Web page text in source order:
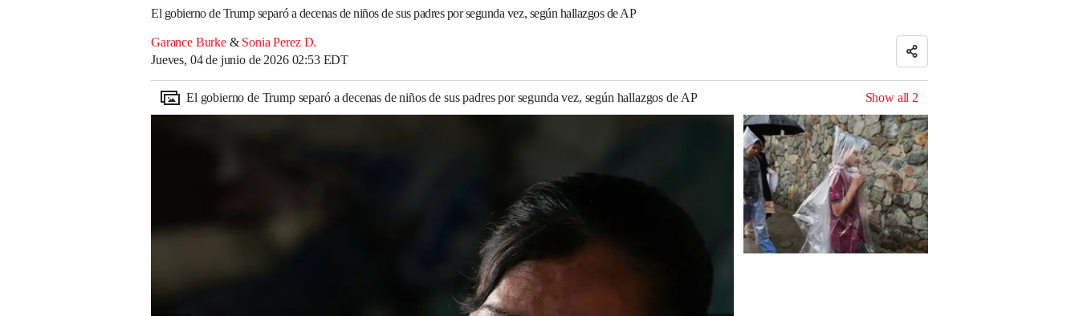
El gobierno de Trump separó a decenas de niños de sus padres por segunda vez, según hallazgos de AP
Garance Burke & Sonia Perez D.
Jueves, 04 de junio de 2026 02:53 EDT
El gobierno de Trump separó a decenas de niños de sus padres por segunda vez, según hallazgos de AP Show all 2